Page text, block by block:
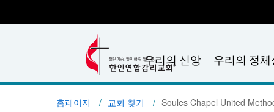
우리의 신앙 우리의 정체
홈페이지 교회 찾기 Soules Chapel United